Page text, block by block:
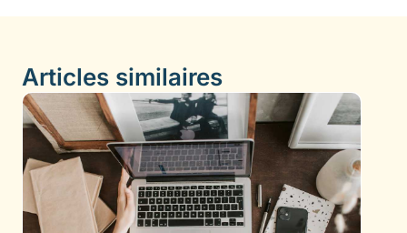
Articles similaires